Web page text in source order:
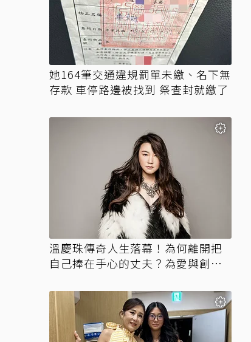
她164筆交通違規罰單未繳、名下無
存款 車停路邊被找到 祭查封就繳了
溫慶珠傳奇人生落幕！為何離開把
自己捧在手心的丈夫？為愛與創作